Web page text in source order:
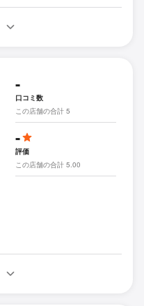
-
口コミ数
この店舗の合計 5
-
評価
この店舗の合計 5.00